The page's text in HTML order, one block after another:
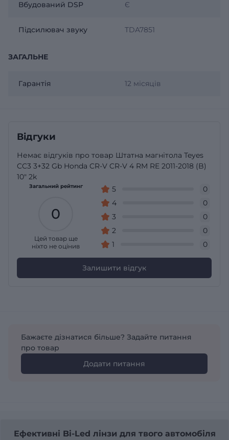
Вбудований DSP Є
Підсилювач звуку TDA7851
ЗАГАЛЬНЕ
Гарантія 12 місяців
Відгуки
Немає відгуків про товар Штатна магнітола Teyes
CC3 3+32 Gb Honda CR-V CR-V 4 RM RE 2011-2018 (B)
10" 2k
Загальний рейтинг
0
Цей товар ще
ніхто не оцінив
5
0
4
0
3
0
2
0
1
0
Залишити відгук
Бажаєте дізнатися більше? Задайте питання
про товар
Додати питання
Ефективні Bi-Led лінзи для твого автомобіля